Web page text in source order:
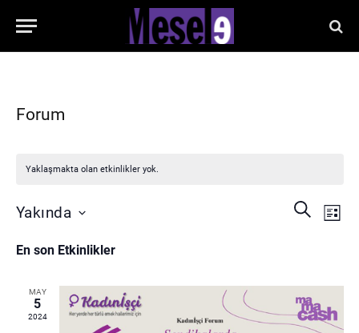
Forum
Yaklaşmakta olan etkinlikler yok.
gezinme
ARA
LISTE
Yakında
seç.
En son Etkinlikler
MAY
5
2024